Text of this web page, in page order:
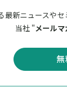
最新ニュースや
当社 "メール